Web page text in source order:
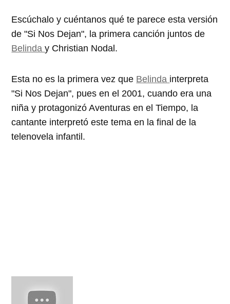
Escúchalo y cuéntanos qué te parece esta versión
de "Si Nos Dejan", la primera canción juntos de
Belinday Christian Nodal.
Esta no es la primera vez que Belinda interpreta
"Si Nos Dejan", pues en el 2001, cuando era una
niña y protagonizó Aventuras en el Tiempo, la
cantante interpretó este tema en la final de la
telenovela infantil.